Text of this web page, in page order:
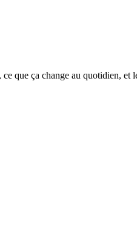
que ça change au quotidien, et